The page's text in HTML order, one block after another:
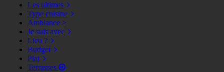
Les ultimes
Type cuisine
Ambiance >
Je suis avec
Lieu ?
Budget
Plat
Terrasses